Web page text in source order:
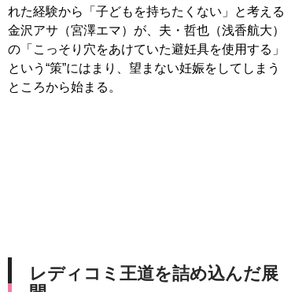
れた経験から「子どもを持ちたくない」と考える
金沢アサ（宮澤エマ）が、夫・哲也（浅香航大）
の「こっそり穴をあけていた避妊具を使用する」
という“策”にはまり、望まない妊娠をしてしまう
ところから始まる。
レディコミ王道を詰め込んだ展